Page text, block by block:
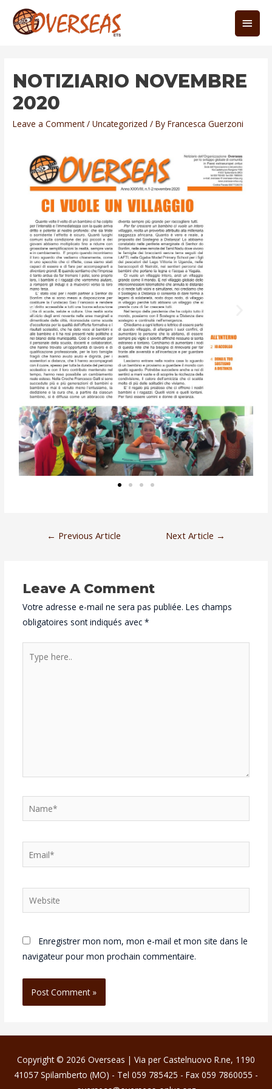
NOTIZIARIO NOVEMBRE
2020
Leave a Comment /Uncategorized / ByFrancesca Guerzoni
← Previous Article Next Article →
Leave A Comment
Votre adresse e-mail ne sera pas publiée. Les champs
obligatoires sont indiqués avec *
Enregistrer mon nom, mon e-mail et mon site dans le
navigateur pour mon prochain commentaire.
Copyright © 2026 Overseas | Via per Castelnuovo R.ne, 1190
41057 Spilamberto (MO) - Tel 059 785425 - Fax 059 7860055 -